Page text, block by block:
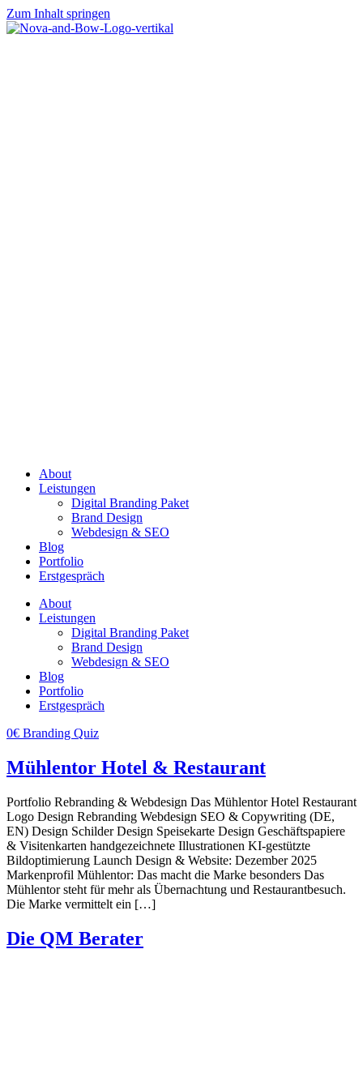
Zum Inhalt springen
About
Leistungen
Digital Branding Paket
Brand Design
Webdesign & SEO
Blog
Portfolio
Erstgespräch
About
Leistungen
Digital Branding Paket
Brand Design
Webdesign & SEO
Blog
Portfolio
Erstgespräch
0€ Branding Quiz
Mühlentor Hotel & Restaurant
Portfolio Rebranding & Webdesign Das Mühlentor Hotel Restaurant
Logo Design Rebranding Webdesign SEO & Copywriting (DE,
EN) Design Schilder Design Speisekarte Design Geschäftspapiere
& Visitenkarten handgezeichnete Illustrationen KI-gestützte
Bildoptimierung Launch Design & Website: Dezember 2025
Markenprofil Mühlentor: Das macht die Marke besonders Das
Mühlentor steht für mehr als Übernachtung und Restaurantbesuch.
Die Marke vermittelt ein […]
Die QM Berater